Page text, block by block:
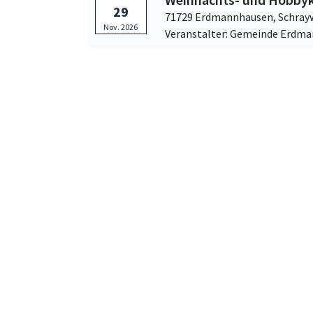
29
Nov. 2026
71729 Erdmannhausen,
Veranstalter: Gemeinde